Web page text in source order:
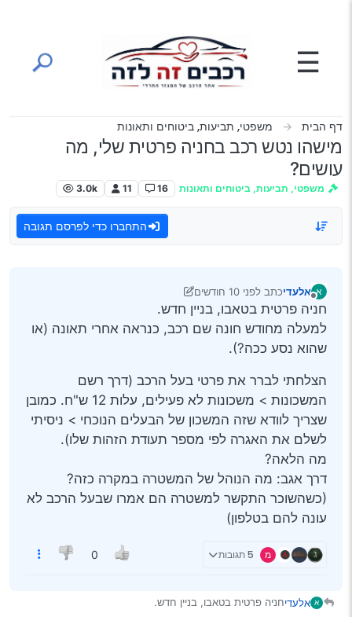
☰
דף הבית משפטי, תביעות, ביטוחים ותאונות
מישהו נטש רכב בחניה פרטית שלי, מה
עושים?
משפטי, תביעות, ביטוחים ותאונות 16
11
3.0k
התחברו כדי לפרסם תגובה
א
מנותק
אלעדיכתב לפני 10 חודשים
נערך לאחרונה על ידי אלעדי
חניה פרטית בטאבו, בניין חדש.
למעלה מחודש חונה שם רכב, כנראה אחרי תאונה (או
שהוא נסע ככה?).
הצלחתי לברר את פרטי בעל הרכב (דרך רשם
המשכונות > משכונות לא פעילים, עלות 12 ש"ח. כמובן
שצריך לוודא שזה המשכון של הבעלים הנוכחי > ניסיתי
לשלם את האגרה לפי מספר תעודת הזהות שלו).
מה הלאה?
דרך אגב: מה הנוהל של המשטרה במקרה כזה?
(כשהשוכר התקשר למשטרה הם אמרו שבעל הרכב לא
עונה להם בטלפון)
מ 5 תגובות 0
א אלעדיחניה פרטית בטאבו, בניין חדש.